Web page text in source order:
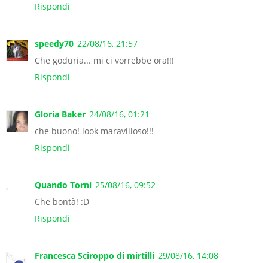
Rispondi
speedy70 22/08/16, 21:57
Che goduria... mi ci vorrebbe ora!!!
Rispondi
Gloria Baker 24/08/16, 01:21
che buono! look maravilloso!!!
Rispondi
Quando Torni 25/08/16, 09:52
Che bontà! :D
Rispondi
Francesca Sciroppo di mirtilli 29/08/16, 14:08